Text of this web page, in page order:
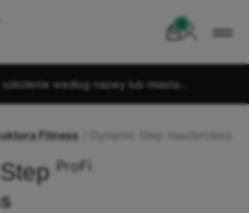
szkolenie według nazwy lub miasta...
Fitness
ProFi